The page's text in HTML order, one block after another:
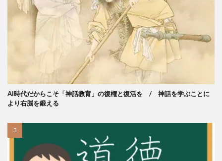
AI時代だからこそ「神話教育」の復権と復活を / 神話を学ぶことに
より右脳を鍛える